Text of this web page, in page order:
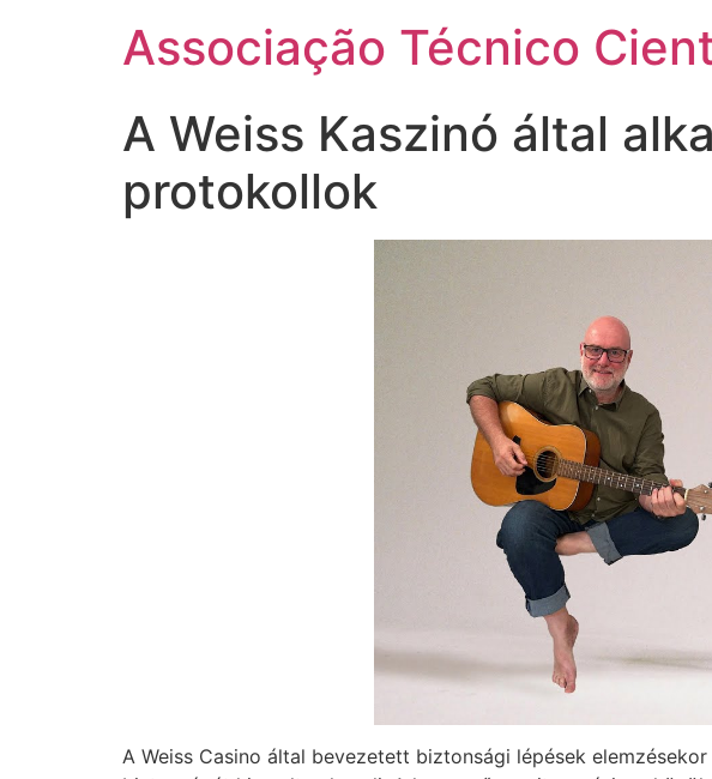
Associação Técnico
A Weiss Kaszinó által
protokollok
A Weiss Casino által bevezetett biztonsági lépések